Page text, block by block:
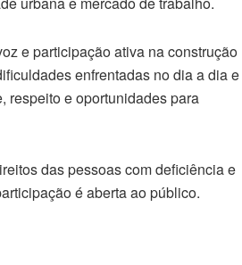
e participação ativa na construção
enfrentadas no dia a dia e
respeito e oportunidades para
das pessoas com deficiência e
é aberta ao público.